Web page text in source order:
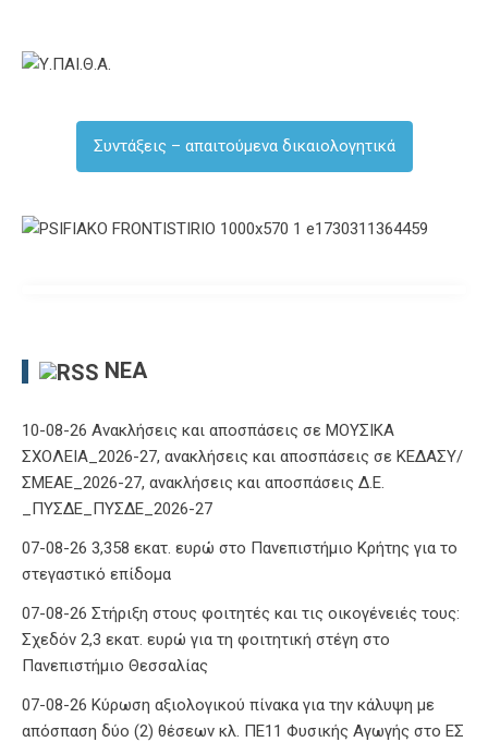
Συντάξεις – απαιτούμενα δικαιολογητικά
ΝΈΑ
10-08-26 Ανακλήσεις και αποσπάσεις σε ΜΟΥΣΙΚΑ
ΣΧΟΛΕΙΑ_2026-27, ανακλήσεις και αποσπάσεις σε ΚΕΔΑΣΥ/
ΣΜΕΑΕ_2026-27, ανακλήσεις και αποσπάσεις Δ.Ε.
_ΠΥΣΔΕ_ΠΥΣΔΕ_2026-27
07-08-26 3,358 εκατ. ευρώ στο Πανεπιστήμιο Κρήτης για το
στεγαστικό επίδομα
07-08-26 Στήριξη στους φοιτητές και τις οικογένειές τους:
Σχεδόν 2,3 εκατ. ευρώ για τη φοιτητική στέγη στο
Πανεπιστήμιο Θεσσαλίας
07-08-26 Κύρωση αξιολογικού πίνακα για την κάλυψη με
απόσπαση δύο (2) θέσεων κλ. ΠΕ11 Φυσικής Αγωγής στο ΕΣ